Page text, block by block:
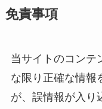
免責事項
当サイトのコンテ
な限り正確な情報
が、誤情報が入り